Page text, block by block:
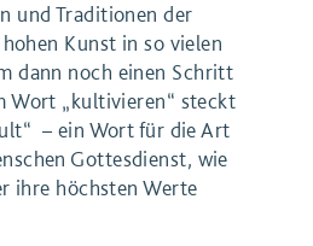
und Traditionen der
Kunst in so vielen
dann noch einen Schritt
Wort „kultivieren“ steckt
– ein Wort für die Art
Gottesdienst, wie
ihre höchsten Werte